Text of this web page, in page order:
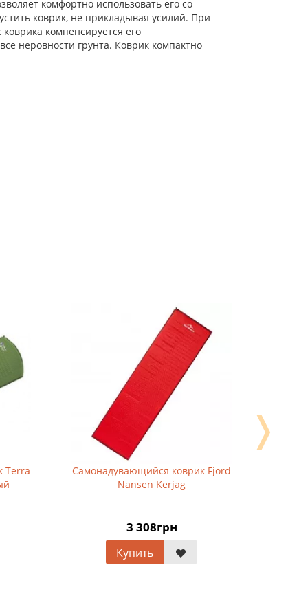
комфортно использовать его со
коврик, не прикладывая усилий. При
компенсируется его
неровности грунта. Коврик компактно
Самонадувающийся коврик Fjord
Nansen Kerjag
3 308грн
Купить
❭